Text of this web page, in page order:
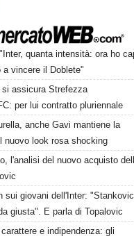
quanta intensità: ora ho
a vincere il Doblete"
si assicura Strefezza
per lui contratto pluriennale
anche Gavi mantiene la
nuovo look rosa shocking
l'analisi del nuovo acquisto
sui giovani dell'Inter:
giusta". E parla di Topalovic
e indipendenza: gli